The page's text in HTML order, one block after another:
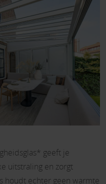
geeft je
uitstraling en zorgt
houdt echter geen warmte